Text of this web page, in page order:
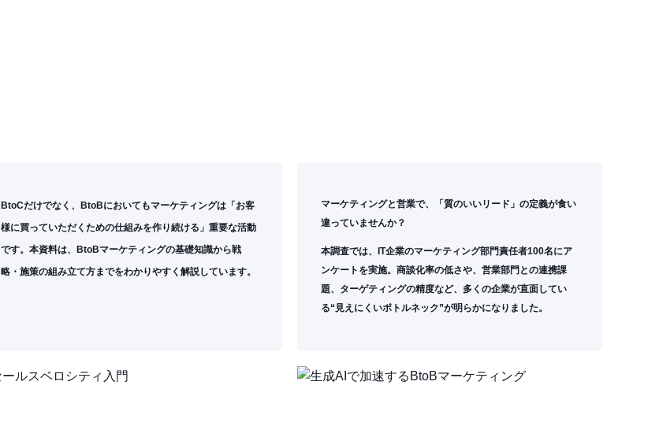
BtoCだけでなく、BtoBにおいてもマーケティングは「お客
様に買っていただくための仕組みを作り続ける」重要な活動
です。本資料は、BtoBマーケティングの基礎知識から戦
略・施策の組み立て方までをわかりやすく解説しています。
マーケティングと営業で、「質のいいリード」の定義が食い
違っていませんか？
本調査では、IT企業のマーケティング部門責任者100名にア
ンケートを実施。商談化率の低さや、営業部門との連携課
題、ターゲティングの精度など、多くの企業が直面してい
る“見えにくいボトルネック”が明らかになりました。